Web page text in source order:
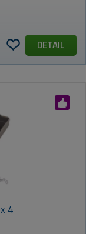
DETAIL
4